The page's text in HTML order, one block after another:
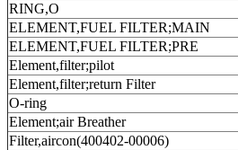
RING,O
ELEMENT,FUEL FILTER;MAIN
ELEMENT,FUEL FILTER;PRE
Element,filter;pilot
Element,filter;return Filter
O-ring
Element;air Breather
Filter,aircon(400402-00006)